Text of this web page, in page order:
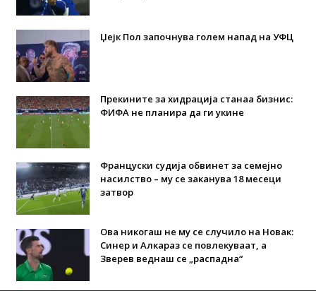
Џејк Пол започнува голем напад на УФЦ
Прекините за хидрација станаа бизнис:
ФИФА не планира да ги укине
Француски судија обвинет за семејно
насилство – му се заканува 18 месеци
затвор
Ова никогаш не му се случило на Новак:
Синер и Алкараз се повлекуваат, а
Зверев веднаш се „распадна“